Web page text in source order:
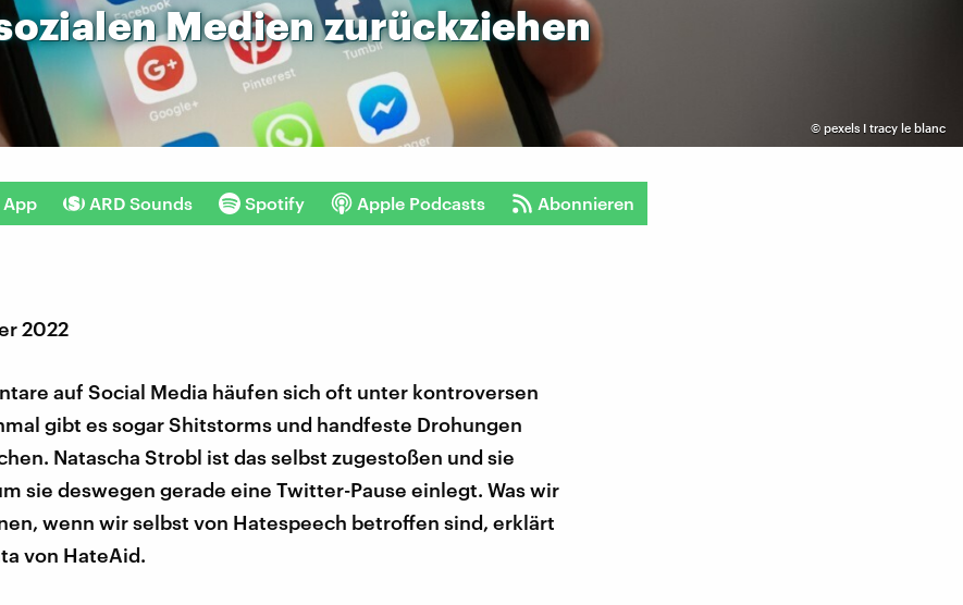
© pexels I tracy le blanc
Medienzurückziehen
ARD Sounds Spotify Apple Podcasts Abonnieren
2022
auf Social Media häufen sich oft unter kontroversen
gibt es sogar Shitstorms und handfeste Drohungen
Natascha Strobl ist das selbst zugestoßen und sie
sie deswegen gerade eine Twitter-Pause einlegt. Was wir
wenn wir selbst von Hatespeech betroffen sind, erklärt
von HateAid.